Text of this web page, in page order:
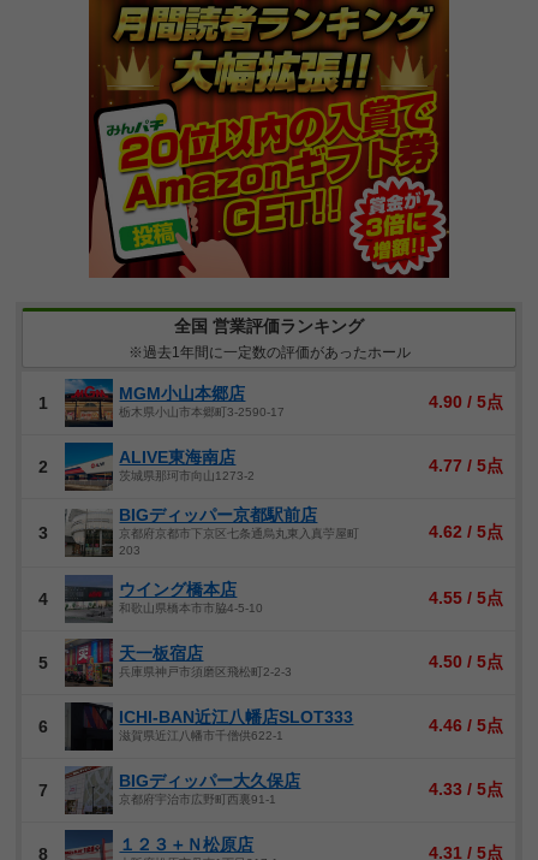
全国 営業評価ランキング
※過去1年間に一定数の評価があったホール
1 MGM小山本郷店
栃木県小山市本郷町3-2590-17
4.90 / 5点
2 ALIVE東海南店
茨城県那珂市向山1273-2
4.77 / 5点
3
BIGディッパー京都駅前店
京都府京都市下京区七条通烏丸東入真苧屋町
203
4.62 / 5点
4 ウイング橋本店
和歌山県橋本市市脇4-5-10
4.55 / 5点
5 天一板宿店
兵庫県神戸市須磨区飛松町2-2-3
4.50 / 5点
6 ICHI-BAN近江八幡店SLOT333
滋賀県近江八幡市千僧供622-1
4.46 / 5点
7 BIGディッパー大久保店
京都府宇治市広野町西裏91-1
4.33 / 5点
8 １２３＋Ｎ松原店 4.31 / 5点